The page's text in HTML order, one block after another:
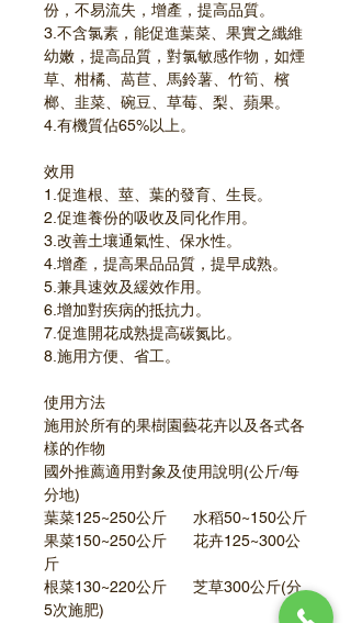
份，不易流失，增產，提高品質。
3.不含氯素，能促進葉菜、果實之纖維
幼嫩，提高品質，對氯敏感作物，如煙
草、柑橘、萵苣、馬鈴薯、竹筍、檳
榔、韭菜、碗豆、草莓、梨、蘋果。
4.有機質佔65%以上。
效用
1.促進根、莖、葉的發育、生長。
2.促進養份的吸收及同化作用。
3.改善土壤通氣性、保水性。
4.增產，提高果品品質，提早成熟。
5.兼具速效及緩效作用。
6.增加對疾病的抵抗力。
7.促進開花成熟提高碳氮比。
8.施用方便、省工。
使用方法
施用於所有的果樹園藝花卉以及各式各
樣的作物
國外推薦適用對象及使用說明(公斤/每
分地)
葉菜125~250公斤      水稻50~150公斤
果菜150~250公斤      花卉125~300公
斤
根菜130~220公斤      芝草300公斤(分
5次施肥)